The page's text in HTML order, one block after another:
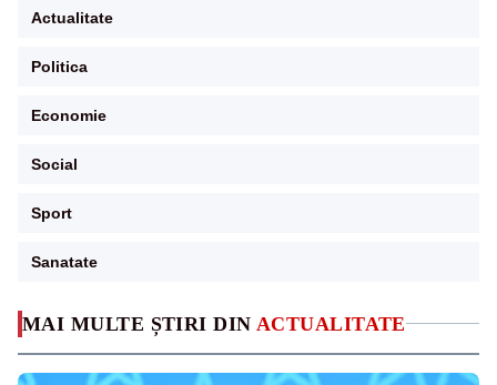
MAI MULTE ȘTIRI DIN ACTUALITATE
Actualitate
Politica
Economie
Social
Sport
Sanatate